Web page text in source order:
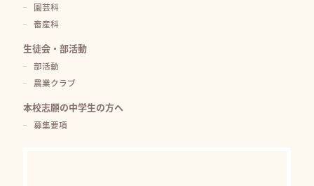
園芸科
畜産科
生徒会・部活動
部活動
農業クラブ
本校志願の中学生の方へ
募集要項